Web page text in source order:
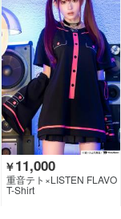
￥11,000
重音テト×LISTEN FLAVO
R
T-Shirt